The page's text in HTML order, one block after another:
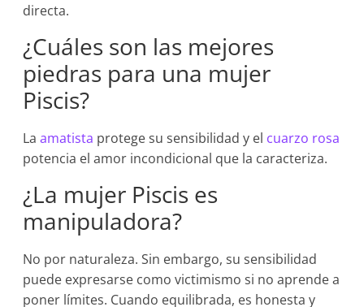
directa.
¿Cuáles son las mejores
piedras para una mujer
Piscis?
Laamatista protege su sensibilidad y el cuarzo rosa
potencia el amor incondicional que la caracteriza.
¿La mujer Piscis es
manipuladora?
No por naturaleza. Sin embargo, su sensibilidad
puede expresarse como victimismo si no aprende a
poner límites. Cuando equilibrada, es honesta y